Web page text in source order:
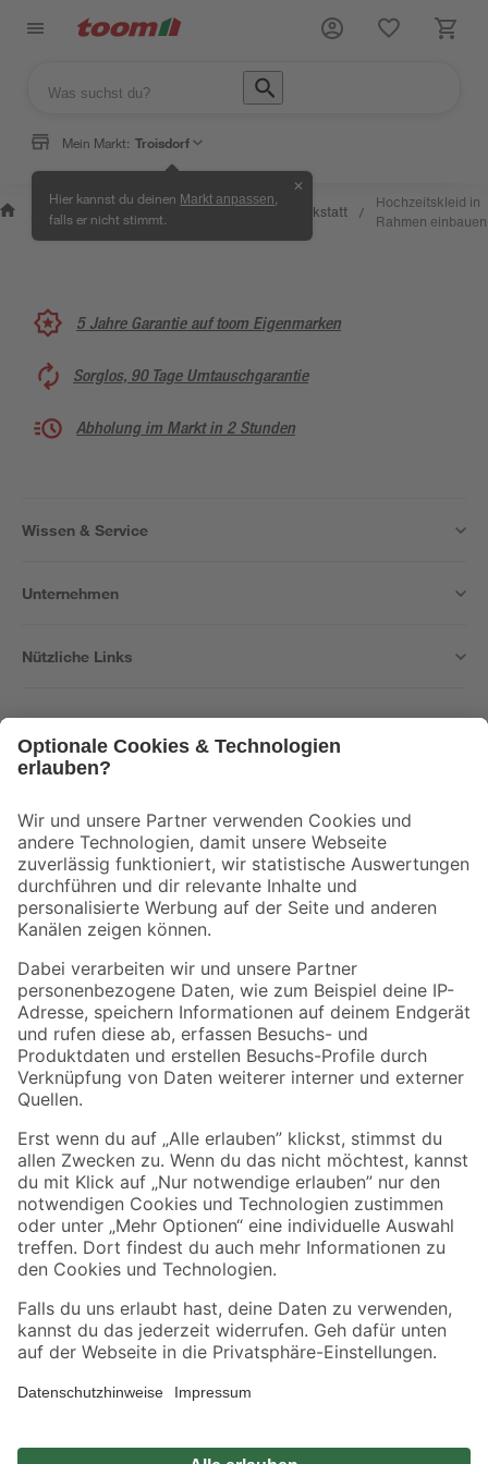
Mein Markt: Troisdorf
Hier kannst du deinen Markt anpassen
falls er nicht stimmt.
✕
Wissen
&
/
Selbermachen
& Ratgeber
Kreativwerkstatt /
Hochzeitskleid in
Rahmen einbauen
5 Jahre Garantie auf toom Eigenmarken
Sorglos, 90 Tage Umtauschgarantie
Abholung im Markt in 2 Stunden
Wissen & Service
Unternehmen
Nützliche Links
Der toom Newsletter: Keine Angebote und Aktionen mehr verpassen!
Zur Newsletter Anmeldung
Folge uns
Zahlungsarten Versandarten
Sicher einkaufen
Jetzt die toom-App herunterladen
Alle Preisangaben in EUR inkl. gesetzl. MwSt.. Die dargestellten Angebote sind unter
Umständen nicht in allen Märkten verfügbar. Die angegebenen Verfügbarkeiten beziehen
Produkte nur solange der Vorrat reicht.